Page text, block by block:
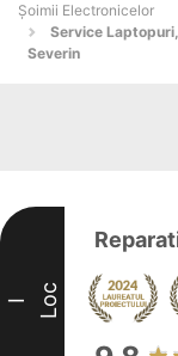
Șoimii Electronicelor
Service
Severin
I Loc